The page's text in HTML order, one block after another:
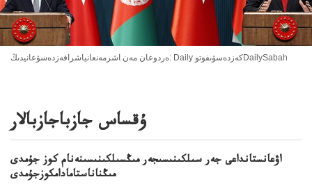
ەردوعان مەن اشرمەنعانياشرافەزدەسۋعانيدىڭ: Daily كەزدەسۋىفوتوDailySabah
ۇقساس جازباجازبالار
اۋعانستانداعى جەر سىلكىنىسىجەر مىڭسىلكىنىسىنەنام كوز جۇمدى
مىڭناناستامادامكوزجۇمدى